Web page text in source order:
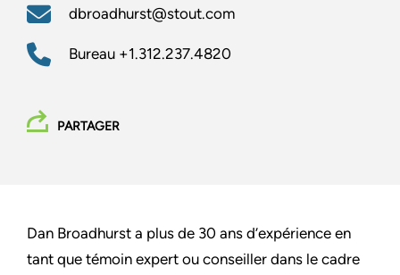
dbroadhurst@stout.com
Bureau +1.312.237.4820
PARTAGER
Dan Broadhurst a plus de 30 ans d’expérience en
tant que témoin expert ou conseiller dans le cadre